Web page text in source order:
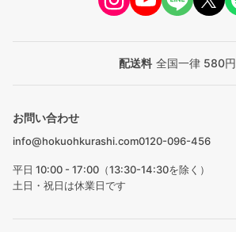
配送料 全国一律 580円
お問い合わせ
info@hokuohkurashi.com0120-096-456
平日 10:00 - 17:00（13:30-14:30を除く）
土日・祝日は休業日です